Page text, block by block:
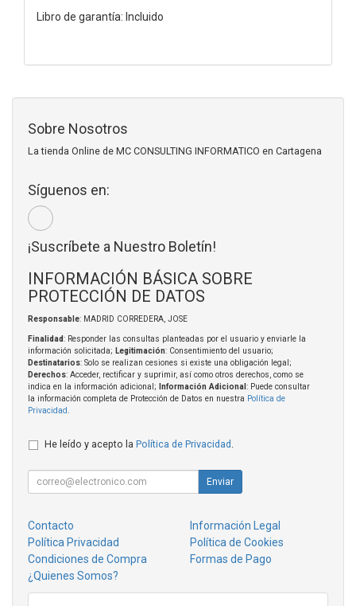
Libro de garantía: Incluido
Sobre Nosotros
La tienda Online de MC CONSULTING INFORMATICO en Cartagena
Síguenos en:
¡Suscríbete a Nuestro Boletín!
INFORMACIÓN BÁSICA SOBRE
PROTECCIÓN DE DATOS
Responsable: MADRID CORREDERA, JOSE
Finalidad: Responder las consultas planteadas por el usuario y enviarle la
información solicitada; Legitimación: Consentimiento del usuario;
Destinatarios: Solo se realizan cesiones si existe una obligación legal;
Derechos: Acceder, rectificar y suprimir, así como otros derechos, como se
indica en la información adicional;
Información Adicional : Puede consultar
la información completa de Protección de Datos en nuestra Política de
Privacidad
He leído y acepto la Política de Privacidad
Enviar
Contacto
Información Legal
Política Privacidad
Política de Cookies
Condiciones de Compra
Formas de Pago
¿Quienes Somos?